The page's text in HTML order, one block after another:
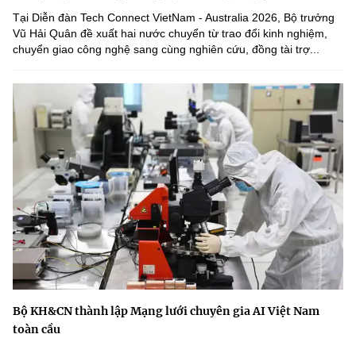
Tại Diễn đàn Tech Connect VietNam - Australia 2026, Bộ trưởng
Vũ Hải Quân đề xuất hai nước chuyển từ trao đổi kinh nghiệm,
chuyển giao công nghệ sang cùng nghiên cứu, đồng tài trợ...
Bộ KH&CN thành lập Mạng lưới chuyên gia AI Việt Nam
toàn cầu